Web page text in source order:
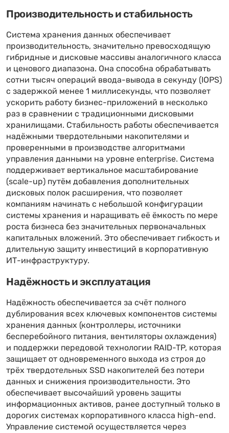
Производительность и стабильность
Система хранения данных обеспечивает
производительность, значительно превосходящую
гибридные и дисковые массивы аналогичного класса
и ценового диапазона. Она способна обрабатывать
сотни тысяч операций ввода-вывода в секунду (IOPS)
с задержкой менее 1 миллисекунды, что позволяет
ускорить работу бизнес-приложений в несколько
раз в сравнении с традиционными дисковыми
хранилищами. Стабильность работы обеспечивается
надёжными твердотельными накопителями и
проверенными в производстве алгоритмами
управления данными на уровне enterprise. Система
поддерживает вертикальное масштабирование
(scale-up) путём добавления дополнительных
дисковых полок расширения, что позволяет
компаниям начинать с небольшой конфигурации
системы хранения и наращивать её ёмкость по мере
роста бизнеса без значительных первоначальных
капитальных вложений. Это обеспечивает гибкость и
длительную защиту инвестиций в корпоративную
ИТ-инфраструктуру.
Надёжность и эксплуатация
Надёжность обеспечивается за счёт полного
дублирования всех ключевых компонентов системы
хранения данных (контроллеры, источники
бесперебойного питания, вентиляторы охлаждения)
и поддержки передовой технологии RAID-TP, которая
защищает от одновременного выхода из строя до
трёх твердотельных SSD накопителей без потери
данных и снижения производительности. Это
обеспечивает высочайший уровень защиты
информационных активов, ранее доступный только в
дорогих системах корпоративного класса high-end.
Управление системой осуществляется через